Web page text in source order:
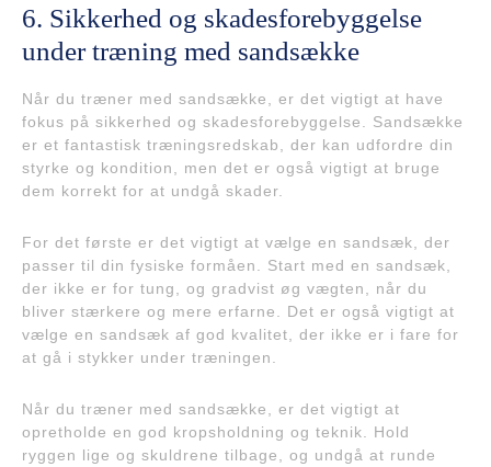
6. Sikkerhed og skadesforebyggelse
under træning med sandsække
Når du træner med sandsække, er det vigtigt at have
fokus på sikkerhed og skadesforebyggelse. Sandsække
er et fantastisk træningsredskab, der kan udfordre din
styrke og kondition, men det er også vigtigt at bruge
dem korrekt for at undgå skader.
For det første er det vigtigt at vælge en sandsæk, der
passer til din fysiske formåen. Start med en sandsæk,
der ikke er for tung, og gradvist øg vægten, når du
bliver stærkere og mere erfarne. Det er også vigtigt at
vælge en sandsæk af god kvalitet, der ikke er i fare for
at gå i stykker under træningen.
Når du træner med sandsække, er det vigtigt at
opretholde en god kropsholdning og teknik. Hold
ryggen lige og skuldrene tilbage, og undgå at runde